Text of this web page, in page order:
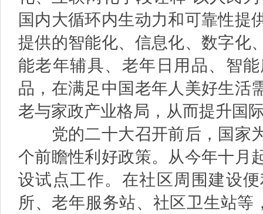
国内大循环内生动力和可靠性提
提供的智能化、信息化、数字化
能老年辅具、老年日用品、智
品，在满足中国老年人美好生活
老与家政产业格局，从而提升国
党的二十大召开前后，国家
个前瞻性利好政策。从今年十月
设试点工作。在社区周围建设
所、老年服务站、社区卫生站等